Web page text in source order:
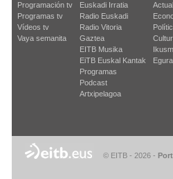
Programación tv
Programas tv
Vídeos tv
Vaya semanita
Euskadi Irratia
Radio Euskadi
Radio Vitoria
Gaztea
EITB Musika
EiTB Euskal Kantak
Programas
Podcast
Artxipelagoa
© EITB - 2026 -